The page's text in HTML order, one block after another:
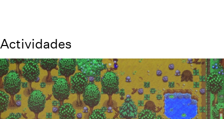
Actividades